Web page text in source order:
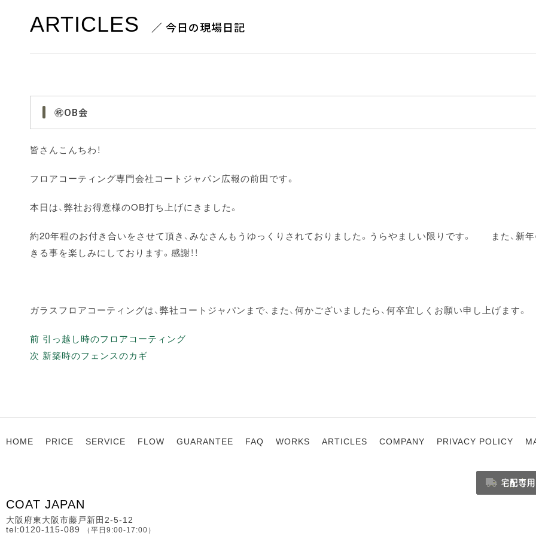
ARTICLES ／ 今日の現場日記
㊗OB会
皆さんこんちわ！
フロアコーティング専門会社コートジャパン広報の前田です。
本日は、弊社お得意様のOB打ち上げにきました。
約20年程のお付き合いをさせて頂き、みなさんもうゆっくりされておりました。うらやましい限りです。 また、新
きる事を楽しみにしております。感謝！！
ガラスフロアコーティングは、弊社コートジャパンまで、また、何かございましたら、何卒宜しくお願い申し上げます。
投
稿
ー
シ
前 前
の
引っ越し時のフロアコーティング
次 次
新築時のフェンスのカギ
HOME PRICE SERVICE FLOW GUARANTEE FAQ WORKS ARTICLES COMPANY PRIVACY POLICY
COAT JAPAN
大阪府東大阪市藤戸新田2-5-12
tel:0120-115-089
（平日9:00-17:00）